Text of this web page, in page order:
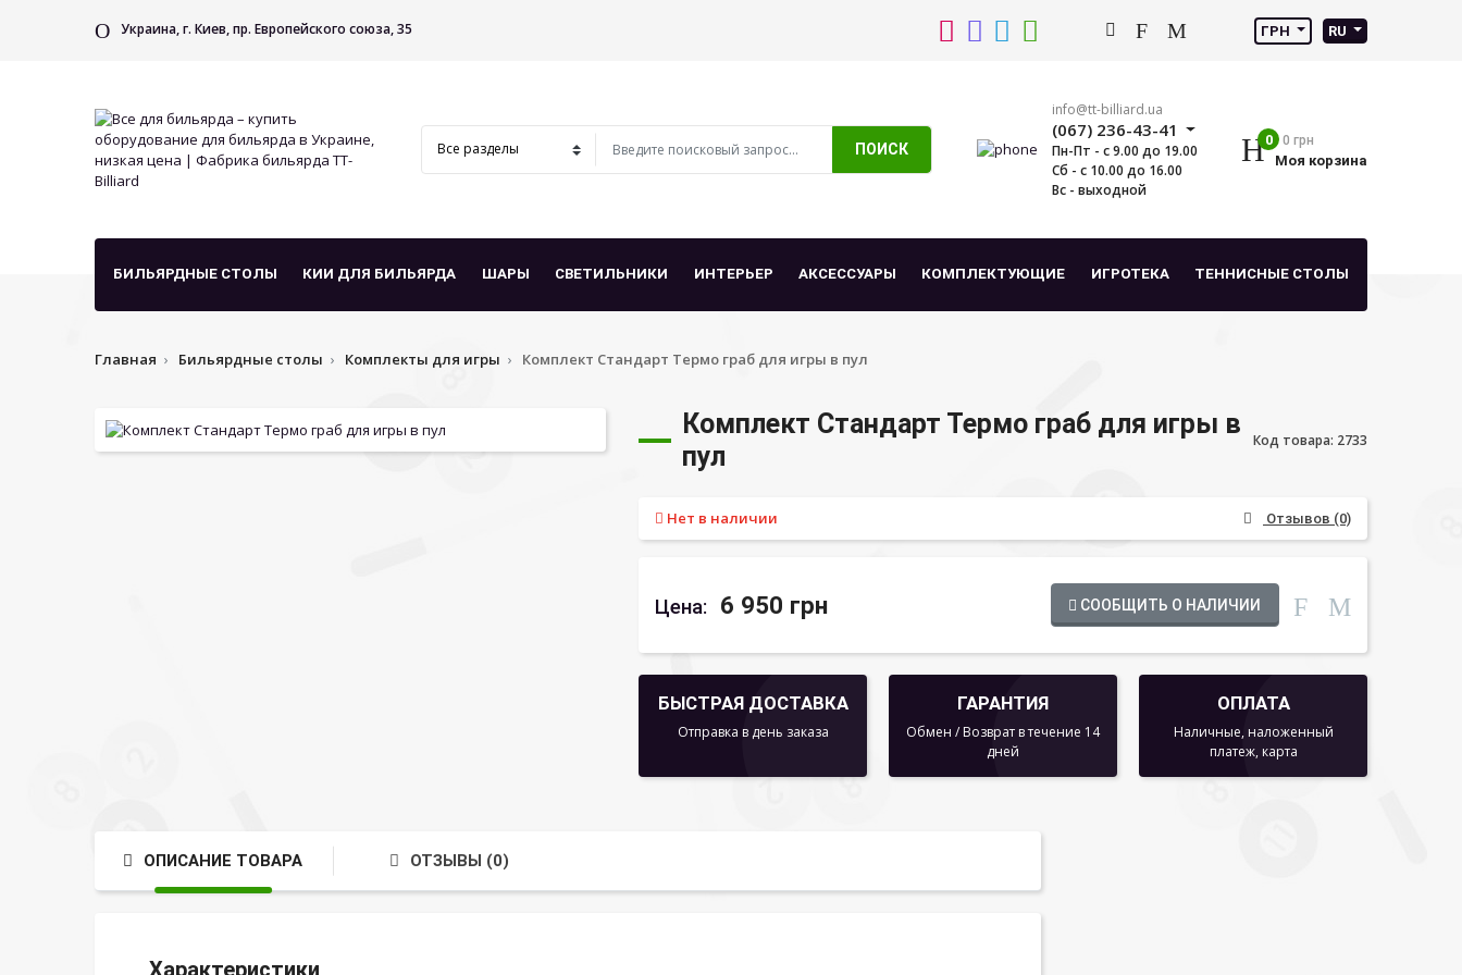
Украина, г. Киев, пр. Европейского союза, 35 ГРН RU
ПОИСК
info@tt-billiard.ua
(067) 236-43-41
Пн-Пт - с 9.00 до 19.00
Сб - с 10.00 до 16.00
Вс - выходной
0 0 грн
Моя корзина
БИЛЬЯРДНЫЕ СТОЛЫ КИИ ДЛЯ БИЛЬЯРДА ШАРЫ СВЕТИЛЬНИКИ ИНТЕРЬЕР АКСЕССУАРЫ КОМПЛЕКТУЮЩИЕ ИГРОТЕКА ТЕННИСНЫЕ СТОЛЫ
Главная Бильярдные столы Комплекты для игры Комплект Стандарт Термо граб для игры в пул
Комплект Стандарт Термо граб для игры в
пул
Код товара: 2733
Нет в наличии Отзывов (0)
Цена: 6 950 грн СООБЩИТЬ О НАЛИЧИИ
БЫСТРАЯ ДОСТАВКА
Отправка в день заказа
ГАРАНТИЯ
Обмен / Возврат в течение 14
дней
ОПЛАТА
Наличные, наложенный
платеж, карта
ОПИСАНИЕ ТОВАРА ОТЗЫВЫ (0)
Характеристики